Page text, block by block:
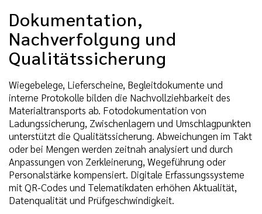
Dokumentation,
Nachverfolgung und
Qualitätssicherung
Wiegebelege, Lieferscheine, Begleitdokumente und
interne Protokolle bilden die Nachvollziehbarkeit des
Materialtransports ab. Fotodokumentation von
Ladungssicherung, Zwischenlagern und Umschlagpunkten
unterstützt die Qualitätssicherung. Abweichungen im Takt
oder bei Mengen werden zeitnah analysiert und durch
Anpassungen von Zerkleinerung, Wegeführung oder
Personalstärke kompensiert. Digitale Erfassungssysteme
mit QR-Codes und Telematikdaten erhöhen Aktualität,
Datenqualität und Prüfgeschwindigkeit.